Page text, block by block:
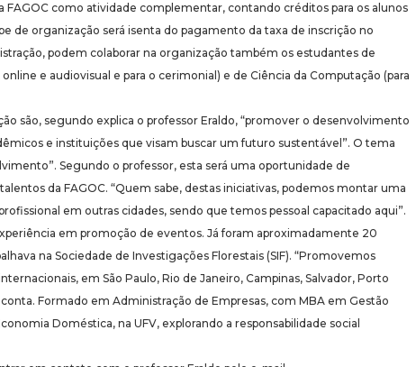
FAGOC como atividade complementar, contando créditos para os alunos
de organização será isenta do pagamento da taxa de inscrição no
podem colaborar na organização também os estudantes de
e audiovisual e para o cerimonial) e de Ciência da Computação (para
são, segundo explica o professor Eraldo, “promover o desenvolvimento
e instituições que visam buscar um futuro sustentável”. O tema
Segundo o professor, esta será uma oportunidade de
da FAGOC. “Quem sabe, destas iniciativas, podemos montar uma
em outras cidades, sendo que temos pessoal capacitado aqui”.
em promoção de eventos. Já foram aproximadamente 20
na Sociedade de Investigações Florestais (SIF). “Promovemos
em São Paulo, Rio de Janeiro, Campinas, Salvador, Porto
Formado em Administração de Empresas, com MBA em Gestão
Doméstica, na UFV, explorando a responsabilidade social